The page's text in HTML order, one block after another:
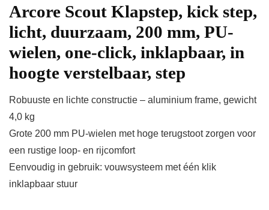
Arcore Scout Klapstep, kick step,
licht, duurzaam, 200 mm, PU-
wielen, one-click, inklapbaar, in
hoogte verstelbaar, step
Robuuste en lichte constructie – aluminium frame, gewicht
4,0 kg
Grote 200 mm PU-wielen met hoge terugstoot zorgen voor
een rustige loop- en rijcomfort
Eenvoudig in gebruik: vouwsysteem met één klik
inklapbaar stuur